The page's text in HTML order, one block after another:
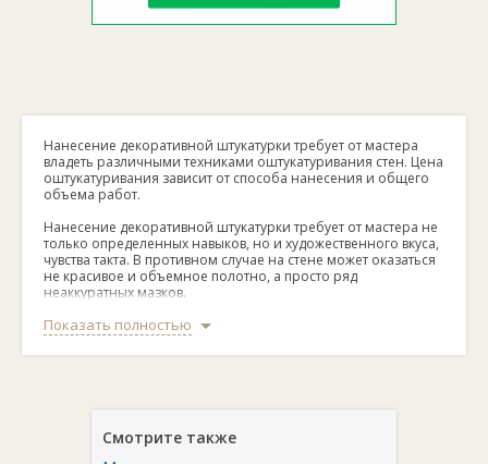
Нанесение декоративной штукатурки требует от мастера
владеть различными техниками оштукатуривания стен. Цена
оштукатуривания зависит от способа нанесения и общего
объема работ.
Нанесение декоративной штукатурки требует от мастера не
только определенных навыков, но и художественного вкуса,
чувства такта. В противном случае на стене может оказаться
не красивое и объемное полотно, а просто ряд
неаккуратных мазков.
Как подготовить стену
блестящее покрытие не прощает огрехов или неровности
Показать полностью
Смотрите также